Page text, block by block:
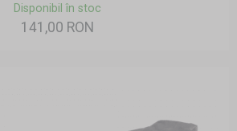
Disponibil în stoc
141,00 RON